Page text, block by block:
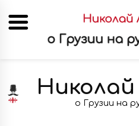
content
о Грузии на